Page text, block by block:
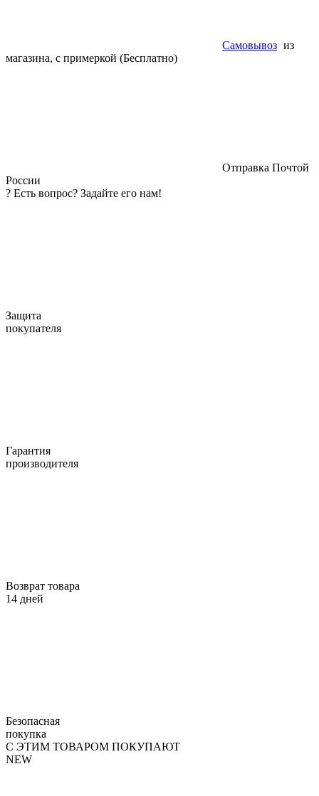
Самовывоз из
магазина, с примеркой (Бесплатно)
Отправка Почтой
России
? Есть вопрос? Задайте его нам!
Защита
покупателя
Гарантия
производителя
Возврат товара
14 дней
Безопасная
покупка
С ЭТИМ ТОВАРОМ ПОКУПАЮТ
NEW